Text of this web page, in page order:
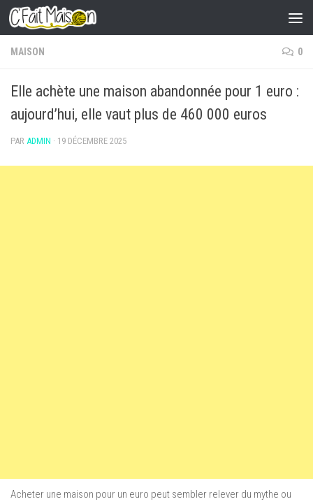
Skip to content
MAISON 0
Elle achète une maison abandonnée pour 1 euro :
aujourd’hui, elle vaut plus de 460 000 euros
PAR ADMIN · 19 DÉCEMBRE 2025
Acheter une maison pour un euro peut sembler relever du mythe ou